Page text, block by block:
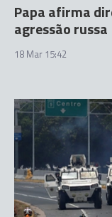
Papa afirma
agressão russa
18 Mar 15:42